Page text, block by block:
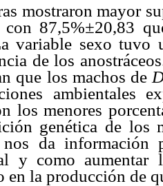
mostraron mayor
con 87,5%±20,83
variable sexo tuvo
de los
que los machos de
ambientales
los menores
genética de los
da información
y como aumentar
en la producción de